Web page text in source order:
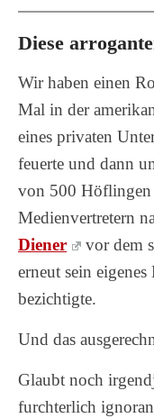
Diese
Wir haben einen
Mal in der
eines privaten
feuerte und dann
von 500 Höflingen
Medienvertretern
Diener
vor dem
erneut sein
bezichtigte.
Und das
Glaubt noch
furchterlich